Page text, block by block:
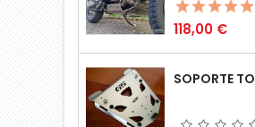
Precio
118,00 €